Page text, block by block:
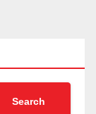
Search